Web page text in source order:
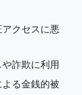
クセスに悪
詐欺に利用
る金銭的被